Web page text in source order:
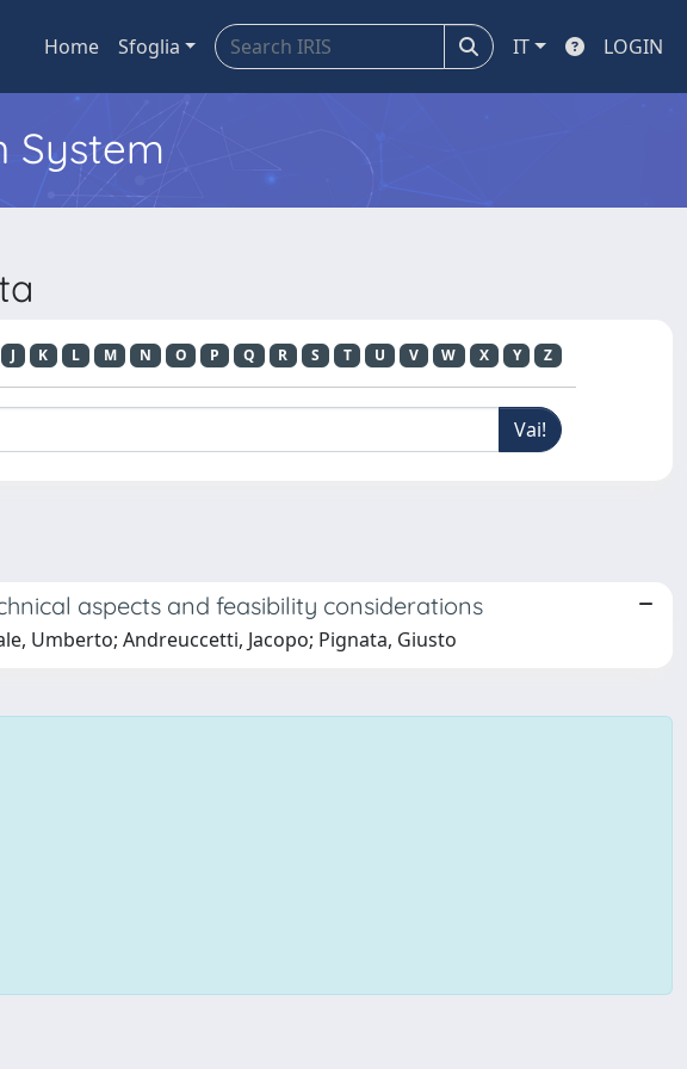
Home Sfoglia IT LOGIN
System
J K L M N O P Q R S T U V W X Y Z
aspects and feasibility considerations
Umberto; Andreuccetti, Jacopo; Pignata, Giusto